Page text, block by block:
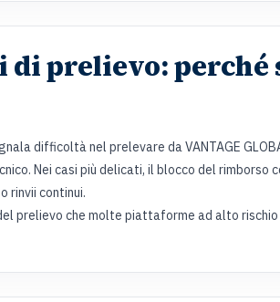
di prelievo: perché
difficoltà nel prelevare da VANTAGE
Nei casi più delicati, il blocco del rimborso
rinvii continui.
prelievo che molte piattaforme ad alto